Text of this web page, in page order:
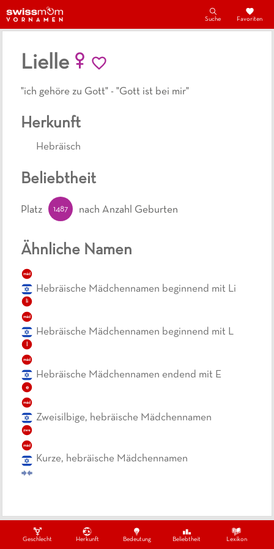
Geschlecht Herkunft Bedeutung Beliebtheit Lexikon
Suche Favoriten
Lielle
"ich gehöre zu Gott" - "Gott ist bei mir"
Herkunft
Hebräisch
Ähnliche Namen
mäd
li
Hebräische Mädchennamen beginnend mit Li
mäd
Hebräische Mädchennamen beginnend mit L
mäd
e
Hebräische Mädchennamen endend mit E
mäd
zwe
Zweisilbige, hebräische Mädchennamen
mäd
Kurze, hebräische Mädchennamen
Beliebtheit
Platz 1487 nach Anzahl Geburten
Ein Projekt von